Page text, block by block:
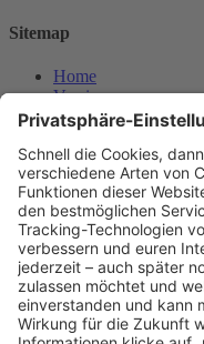
Sitemap
Home
Vereine
Events
News
Über uns
Kontakt
Das Projekt
Team
Partnersportkreise
Mediathek
Downloads
Verein registrieren